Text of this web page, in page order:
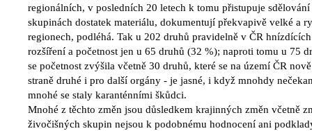
regionálních, v posledních 20 letech k tomu přistupuje
kupinách dostatek materiálu, dokumentují překvapivě velké a
regionech, podléhá. Tak u 202 druhů pravidelně v ČR
rozšíření a početnost jen u 65 druhů (32 %); naproti tomu u 75
e početnost zvýšila včetně 30 druhů, které se na území ČR
traně druhé i pro další orgány - je jasné, i když mnohdy
mnohé se staly karanténními škůdci.
Mnohé z těchto změn jsou důsledkem krajinných změn včetně
živočišných skupin nejsou k podobnému hodnocení ani